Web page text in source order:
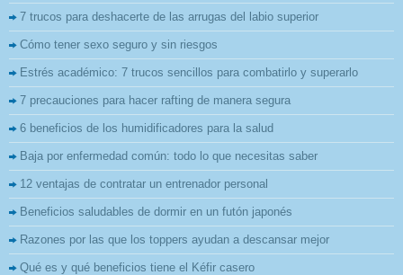
7 trucos para deshacerte de las arrugas del labio superior
Cómo tener sexo seguro y sin riesgos
Estrés académico: 7 trucos sencillos para combatirlo y superarlo
7 precauciones para hacer rafting de manera segura
6 beneficios de los humidificadores para la salud
Baja por enfermedad común: todo lo que necesitas saber
12 ventajas de contratar un entrenador personal
Beneficios saludables de dormir en un futón japonés
Razones por las que los toppers ayudan a descansar mejor
Qué es y qué beneficios tiene el Kéfir casero